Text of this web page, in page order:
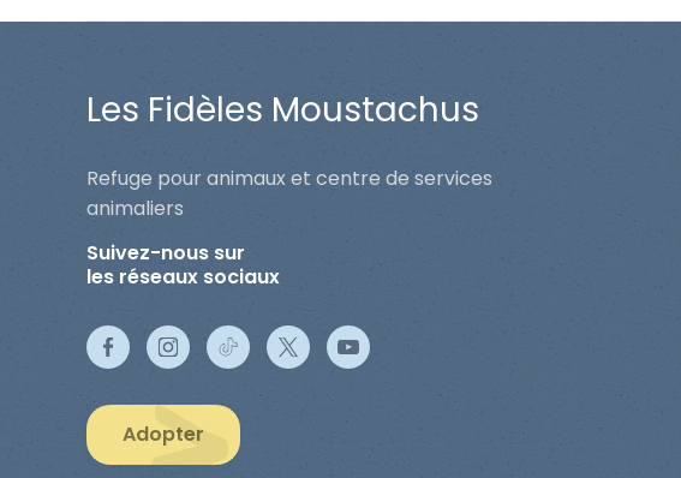
Les Fidèles Moustachus
Refuge pour animaux et centre de services
animaliers
Suivez-nous sur
les réseaux sociaux
Adopter